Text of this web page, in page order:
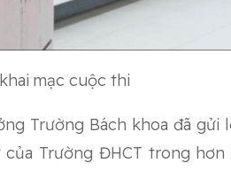
mạc cuộc thi
Trường Bách khoa đã gửi
Trường ĐHCT trong hơn